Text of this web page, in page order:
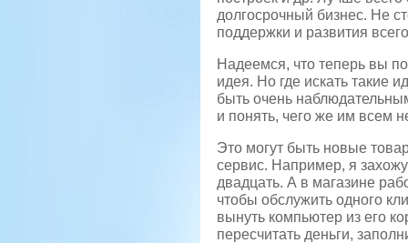
долгосрочный бизнес. Не
поддержки и развития
Надеемся, что теперь вы
идея. Но где искать такие
быть очень
и понять, чего же им всем
Это могут быть новые
сервис. Например, я
двадцать. А в магазине
чтобы обслужить одного
вынуть компьютер из его
пересчитать деньги,